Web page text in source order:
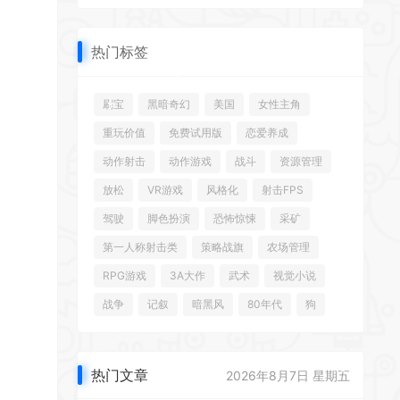
热门标签
刷宝 黑暗奇幻 美国 女性主角
重玩价值 免费试用版 恋爱养成
动作射击 动作游戏 战斗 资源管理
放松 VR游戏 风格化 射击FPS
驾驶 脚色扮演 恐怖惊悚 采矿
第一人称射击类 策略战旗 农场管理
RPG游戏 3A大作 武术 视觉小说
战争 记叙 暗黑风 80年代 狗
热门文章 2026年8月7日 星期五